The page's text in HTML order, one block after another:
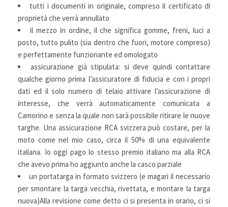
tutti i documenti in originale, compreso il certificato di
proprietà che verrà annullato
il mezzo in ordine, il che significa gomme, freni, luci a
posto, tutto pulito (sia dentro che fuori, motore compreso)
e perfettamente funzionante ed omologato
assicurazione già stipulata: si deve quindi contattare
qualche giorno prima l’assicuratore di fiducia e con i propri
dati ed il solo numero di telaio attivare l’assicurazione di
interesse, che verrà automaticamente comunicata a
Camorino e senza la quale non sarà possibile ritirare le nuove
targhe. Una assicurazione RCA svizzera può costare, per la
moto come nel mio caso, circa il 50% di una equivalente
italiana. Io oggi pago lo stesso premio italiano ma alla RCA
che avevo prima ho aggiunto anche la casco parziale
un portatarga in formato svizzero (e magari il necessario
per smontare la targa vecchia, rivettata, e montare la targa
nuova)Alla revisione come detto ci si presenta in orario, ci si